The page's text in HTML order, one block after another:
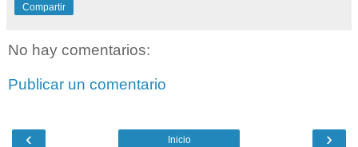
Compartir
No hay comentarios:
Publicar un comentario
‹ ›
Inicio